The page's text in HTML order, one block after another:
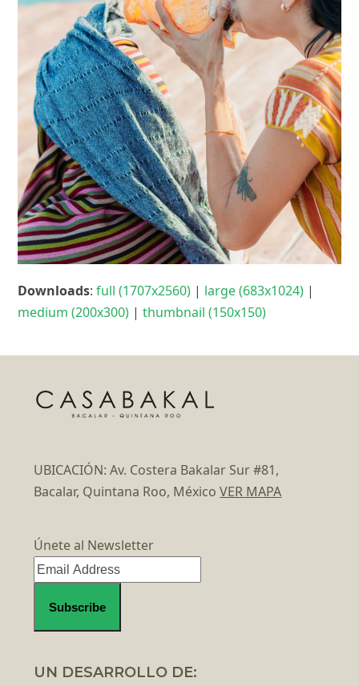
Downloads:full (1707x2560) | large (683x1024) |
medium (200x300) |thumbnail (150x150)
UBICACIÓN: Av. Costera Bakalar Sur #81,
Bacalar, Quintana Roo, MéxicoVER MAPA
Únete al Newsletter
UN DESARROLLO DE: